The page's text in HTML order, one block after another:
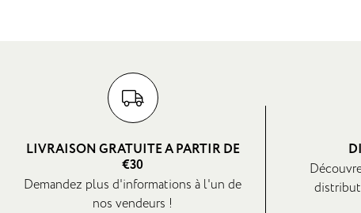
LIVRAISON GRATUITE A PARTIR DE
€30
Demandez plus d'informations à l'un de
nos vendeurs !